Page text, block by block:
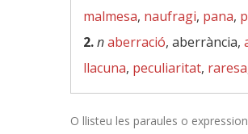
malmesa, naufragi, pana,
2.naberració, aberrància,
llacuna, peculiaritat, raresa
O llisteu les paraules o